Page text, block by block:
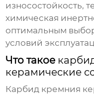
износостойкость,
химическая
оптимальным
условий
Что такое
керамические
Карбид кремния